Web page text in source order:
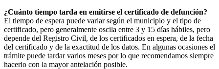
¿Cuánto tiempo tarda en emitirse el certificado de defunción?
El tiempo de espera puede variar según el municipio y el tipo de
certificado, pero generalmente oscila entre 3 y 15 días hábiles, pero
depende del Registro Civil, de los certificados en espera, de la fecha
del certificado y de la exactitud de los datos. En algunas ocasiones el
trámite puede tardar varios meses por lo que recomendamos siempre
hacerlo con la mayor antelación posible.